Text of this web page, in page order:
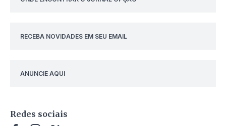
RECEBA NOVIDADES EM SEU EMAIL
ANUNCIE AQUI
Redes sociais